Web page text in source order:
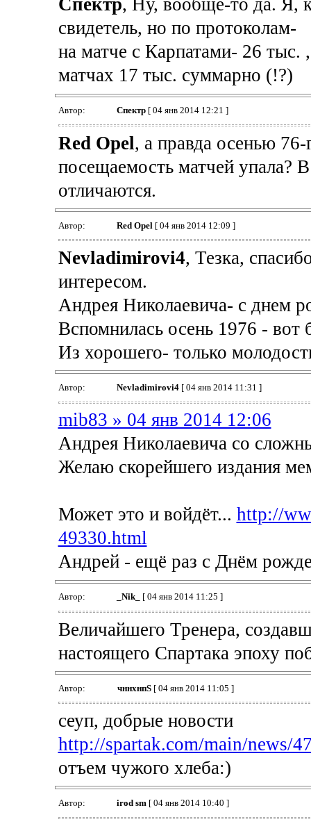
Спектр, Ну, вообще-то да. Я,
свидетель, но по протоколам-
на матче с Карпатами- 26
матчах 17 тыс. суммарно (!?)
Автор: Спектр[ 04 янв 2014 12:21 ]
Red Opel, а правда осенью
посещаемость матчей упала?
отличаются.
Автор: Red Opel [ 04 янв 2014 12:09 ]
Nevladimirovi4, Тезка,
интересом.
Андрея Николаевича- с днем
Вспомнилась осень 1976 -
Из хорошего- только
Автор: Nevladimirovi4[ 04 янв 2014 11:31 ]
mib83 » 04 янв 2014 12:06
Андрея Николаевича со
Желаю скорейшего издания
Может это и войдёт... http://
49330.html
Андрей - ещё раз с Днём
Автор: _Nik_ [ 04 янв 2014 11:25 ]
Величайшего Тренера,
настоящего Спартака эпоху
Автор: чннхнпS[ 04 янв 2014 11:05 ]
сеуп, добрые новости
http://spartak.com/main/news/
отъем чужого хлеба:)
Автор: irod sm[ 04 янв 2014 10:40 ]